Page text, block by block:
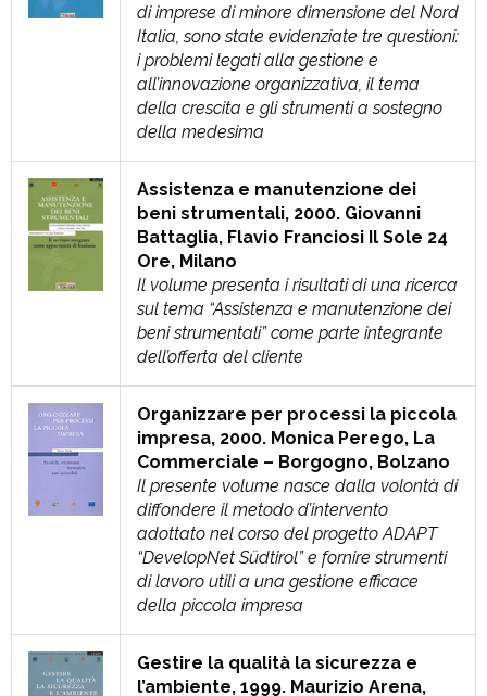
di imprese di minore dimensione del Nord
Italia, sono state evidenziate tre questioni:
i problemi legati alla gestione e
all’innovazione organizzativa, il tema
della crescita e gli strumenti a sostegno
della medesima
Assistenza e manutenzione dei
beni strumentali, 2000. Giovanni
Battaglia, Flavio Franciosi Il Sole 24
Ore, Milano
Il volume presenta i risultati di una ricerca
sul tema “Assistenza e manutenzione dei
beni strumentali” come parte integrante
dell’offerta del cliente
Organizzare per processi la piccola
impresa, 2000. Monica Perego, La
Commerciale – Borgogno, Bolzano
Il presente volume nasce dalla volontà di
diffondere il metodo d’intervento
adottato nel corso del progetto ADAPT
“DevelopNet Südtirol” e fornire strumenti
di lavoro utili a una gestione efficace
della piccola impresa
Gestire la qualità la sicurezza e
l’ambiente, 1999. Maurizio Arena,